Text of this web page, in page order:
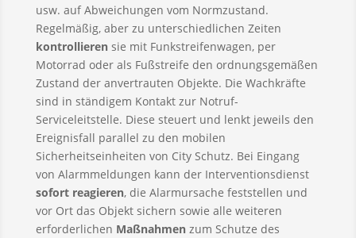
usw. auf Abweichungen vom Normzustand.
Regelmäßig, aber zu unterschiedlichen Zeiten
kontrollieren sie mit Funkstreifenwagen, per
Motorrad oder als Fußstreife den ordnungsgemäßen
Zustand der anvertrauten Objekte. Die Wachkräfte
sind in ständigem Kontakt zur Notruf-
Serviceleitstelle. Diese steuert und lenkt jeweils den
Ereignisfall parallel zu den mobilen
Sicherheitseinheiten von City Schutz. Bei Eingang
von Alarmmeldungen kann der Interventionsdienst
sofort reagieren, die Alarmursache feststellen und
vor Ort das Objekt sichern sowie alle weiteren
erforderlichen Maßnahmen zum Schutze des